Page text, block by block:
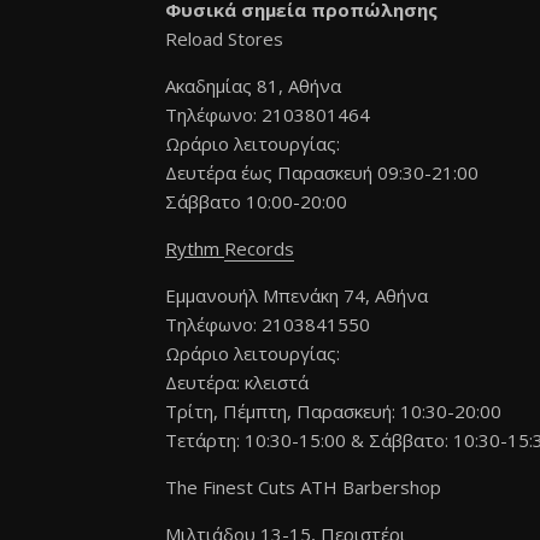
Φυσικά σημεία προπώλησης
Reload Stores
Ακαδημίας 81, Αθήνα
Τηλέφωνο: 2103801464
Ωράριο λειτουργίας:
Δευτέρα έως Παρασκευή 09:30-21:00
Σάββατο 10:00-20:00
Rythm Records
Εμμανουήλ Μπενάκη 74, Αθήνα
Τηλέφωνο: 2103841550
Ωράριο λειτουργίας:
Δευτέρα: κλειστά
Τρίτη, Πέμπτη, Παρασκευή: 10:30-20:00
Τετάρτη: 10:30-15:00 & Σάββατο: 10:30-
The Finest Cuts ΑΤΗ Barbershop
Μιλτιάδου 13-15, Περιστέρι